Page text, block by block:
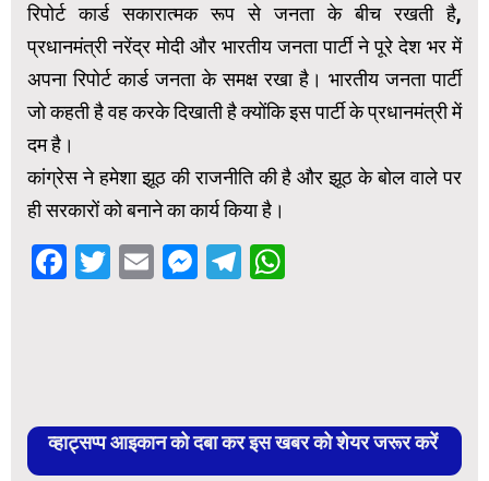
रिपोर्ट कार्ड सकारात्मक रूप से जनता के बीच रखती है,
प्रधानमंत्री नरेंद्र मोदी और भारतीय जनता पार्टी ने पूरे देश भर में
अपना रिपोर्ट कार्ड जनता के समक्ष रखा है। भारतीय जनता पार्टी
जो कहती है वह करके दिखाती है क्योंकि इस पार्टी के प्रधानमंत्री में
दम है।
कांग्रेस ने हमेशा झूठ की राजनीति की है और झूठ के बोल वाले पर
ही सरकारों को बनाने का कार्य किया है।
Facebook
Twitter
EmailMessenger
Telegram
व्हाट्सप्प आइकान को दबा कर इस खबर को शेयर जरूर करें